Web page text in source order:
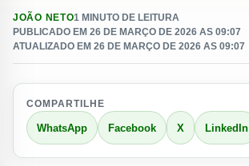
JOÃO NETO1 MINUTO DE LEITURA
PUBLICADO EM 26 DE MARÇO DE 2026 AS 09:07
ATUALIZADO EM 26 DE MARÇO DE 2026 AS 09:07
COMPARTILHE
WhatsApp Facebook X LinkedIn